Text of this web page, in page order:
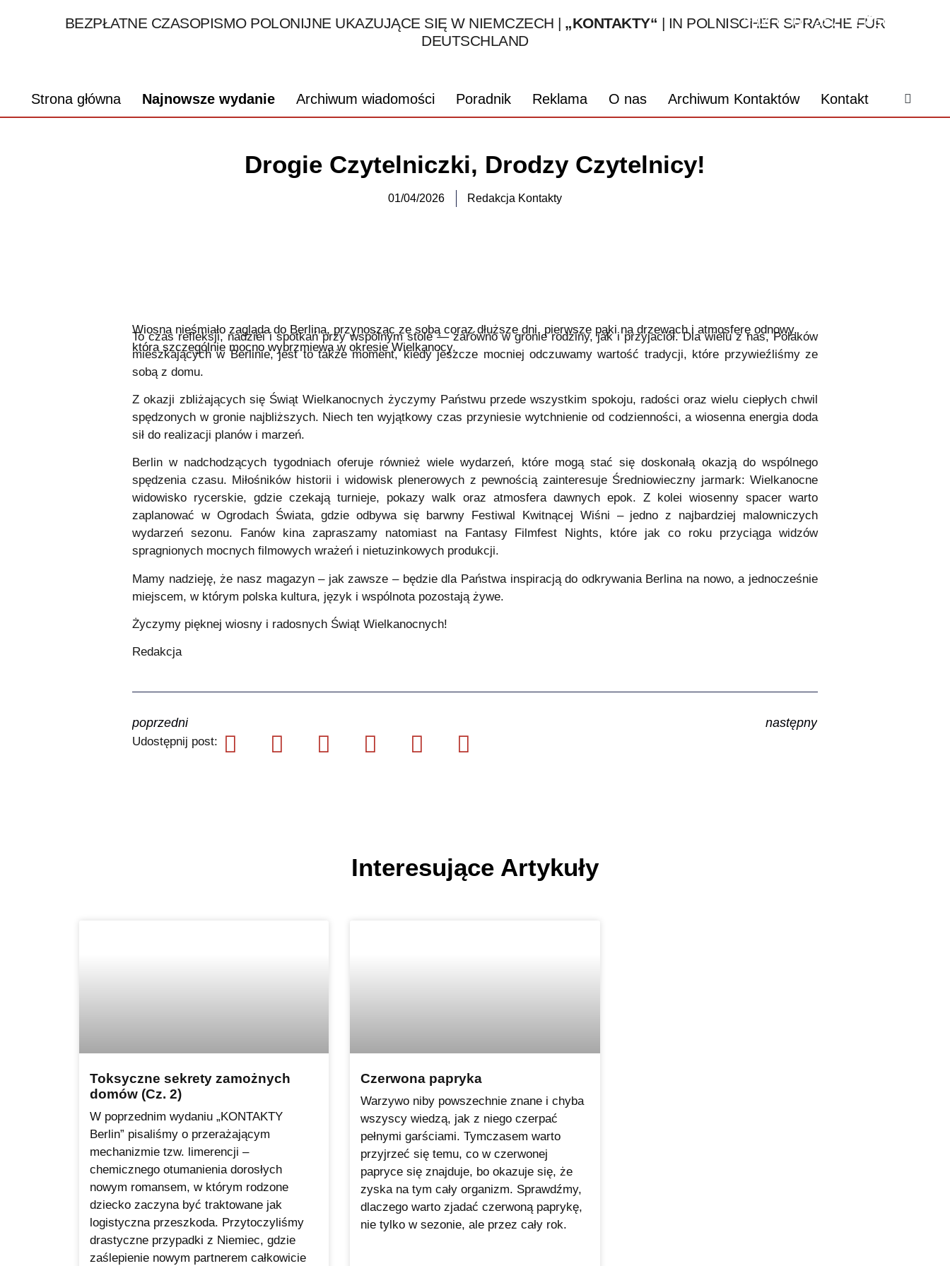
BEZPŁATNE CZASOPISMO POLONIJNE UKAZUJĄCE SIĘ W NIEMCZECH | „KONTAKTY“ | IN POLNISCHER SPRACHE FÜR
DEUTSCHLAND
Fax: 030 / 357 91 850
Strona główna Najnowsze wydanie Archiwum wiadomości Poradnik Reklama O nas Archiwum Kontaktów Kontakt
Drogie Czytelniczki, Drodzy Czytelnicy!
01/04/2026 Redakcja Kontakty
Wiosna nieśmiało zagląda do Berlina, przynosząc ze sobą coraz dłuższe dni, pierwsze pąki na drzewach i atmosferę odnowy,
która szczególnie mocno wybrzmiewa w okresie Wielkanocy.
To czas refleksji, nadziei i spotkań przy wspólnym stole — zarówno w gronie rodziny, jak i przyjaciół. Dla wielu z nas, Polaków
mieszkających w Berlinie, jest to także moment, kiedy jeszcze mocniej odczuwamy wartość tradycji, które przywieźliśmy ze
sobą z domu.
Z okazji zbliżających się Świąt Wielkanocnych życzymy Państwu przede wszystkim spokoju, radości oraz wielu ciepłych chwil
spędzonych w gronie najbliższych. Niech ten wyjątkowy czas przyniesie wytchnienie od codzienności, a wiosenna energia doda
sił do realizacji planów i marzeń.
Berlin w nadchodzących tygodniach oferuje również wiele wydarzeń, które mogą stać się doskonałą okazją do wspólnego
spędzenia czasu. Miłośników historii i widowisk plenerowych z pewnością zainteresuje Średniowieczny jarmark: Wielkanocne
widowisko rycerskie, gdzie czekają turnieje, pokazy walk oraz atmosfera dawnych epok. Z kolei wiosenny spacer warto
zaplanować w Ogrodach Świata, gdzie odbywa się barwny Festiwal Kwitnącej Wiśni – jedno z najbardziej malowniczych
wydarzeń sezonu. Fanów kina zapraszamy natomiast na
Fantasy Filmfest Nights, które jak co roku przyciąga widzów
spragnionych mocnych filmowych wrażeń i nietuzinkowych produkcji.
Mamy nadzieję, że nasz magazyn – jak zawsze – będzie dla Państwa inspiracją do odkrywania Berlina na nowo, a jednocześnie
miejscem, w którym polska kultura, język i wspólnota pozostają żywe.
Życzymy pięknej wiosny i radosnych Świąt Wielkanocnych!
Redakcja
poprzedni następny
Udostępnij post:
Interesujące Artykuły
Toksyczne sekrety zamożnych
domów (Cz. 2)
W poprzednim wydaniu „KONTAKTY
Berlin” pisaliśmy o przerażającym
mechanizmie tzw. limerencji –
chemicznego otumanienia dorosłych
nowym romansem, w którym rodzone
dziecko zaczyna być traktowane jak
logistyczna przeszkoda. Przytoczyliśmy
drastyczne przypadki z Niemiec, gdzie
zaślepienie nowym partnerem całkowicie
Czerwona papryka
Warzywo niby powszechnie znane i chyba
wszyscy wiedzą, jak z niego czerpać
pełnymi garściami. Tymczasem warto
przyjrzeć się temu, co w czerwonej
papryce się znajduje, bo okazuje się, że
zyska na tym cały organizm. Sprawdźmy,
dlaczego warto zjadać czerwoną paprykę,
nie tylko w sezonie, ale przez cały rok.